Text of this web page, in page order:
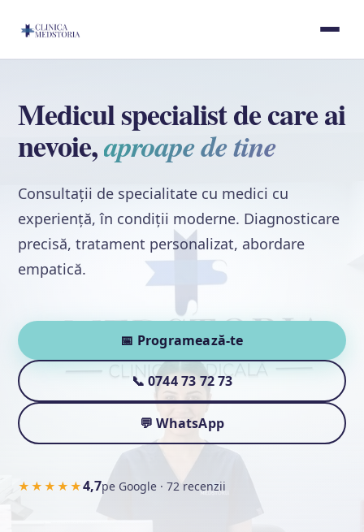
Medicul specialist de care ai
nevoie,aproape de tine
Consultații de specialitate cu medici cu
experiență, în condiții moderne. Diagnosticare
precisă, tratament personalizat, abordare
empatică.
📅 Programează-te
📞 0744 73 72 73
💬 WhatsApp
★★★★★4,7pe Google · 72 recenzii